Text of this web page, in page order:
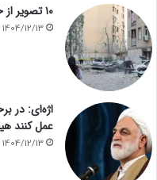
۱۰ تصویر از خسارت حمله هوایی به خیابان‌های تهران
1404/12/13
اژه‌ای: در
عمل کنند
1404/12/13